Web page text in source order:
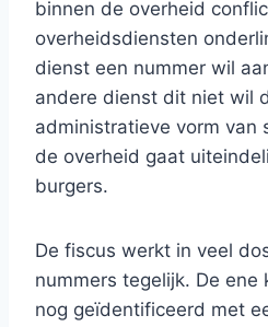
binnen de overheid
overheidsdiensten
dienst een nummer wil
andere dienst dit niet wil
administratieve vorm van
de overheid gaat
burgers.
De fiscus werkt in veel
nummers tegelijk. De ene
nog geïdentificeerd met